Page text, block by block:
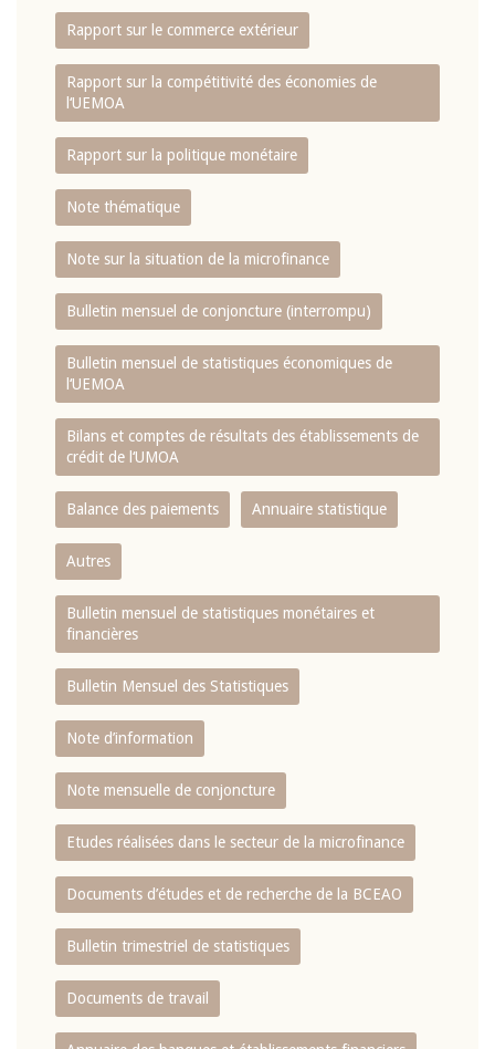
Rapport sur le commerce extérieur
Rapport sur la compétitivité des économies de
l‘UEMOA
Rapport sur la politique monétaire
Note thématique
Note sur la situation de la microfinance
Bulletin mensuel de conjoncture (interrompu)
Bulletin mensuel de statistiques économiques de
l‘UEMOA
Bilans et comptes de résultats des établissements de
crédit de l‘UMOA
Balance des paiements Annuaire statistique
Autres
Bulletin mensuel de statistiques monétaires et
financières
Bulletin Mensuel des Statistiques
Note d’information
Note mensuelle de conjoncture
Etudes réalisées dans le secteur de la microfinance
Documents d’études et de recherche de la BCEAO
Bulletin trimestriel de statistiques
Documents de travail